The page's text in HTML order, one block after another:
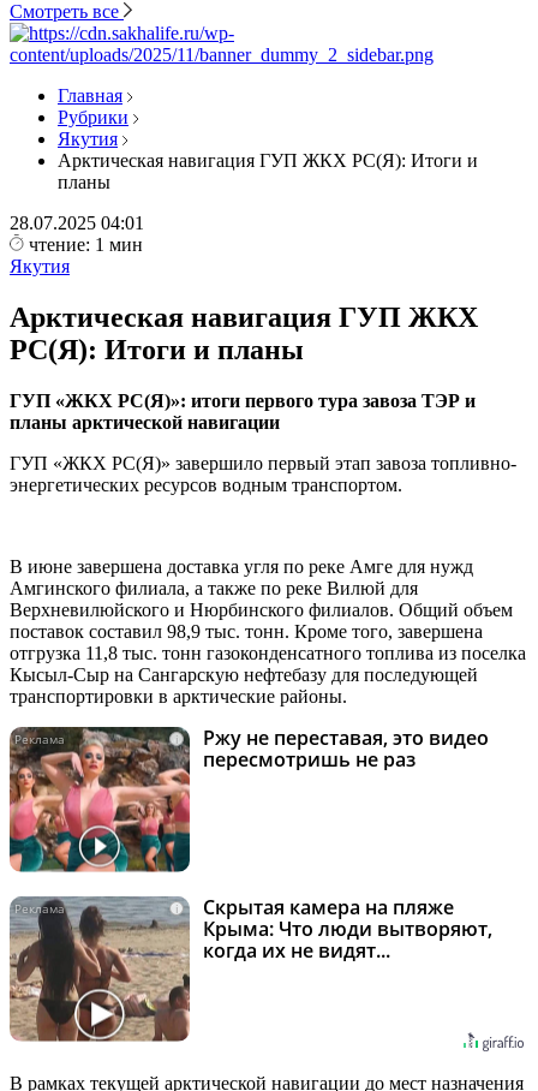
Смотреть все
Главная
Рубрики
Якутия
Арктическая навигация ГУП ЖКХ РС(Я): Итоги и
планы
28.07.2025 04:01
чтение: 1 мин
Якутия
Арктическая навигация ГУП ЖКХ
РС(Я): Итоги и планы
ГУП «ЖКХ РС(Я)»: итоги первого тура завоза ТЭР и
планы арктической навигации
ГУП «ЖКХ РС(Я)» завершило первый этап завоза топливно-
энергетических ресурсов водным транспортом.
В июне завершена доставка угля по реке Амге для нужд
Амгинского филиала, а также по реке Вилюй для
Верхневилюйского и Нюрбинского филиалов. Общий объем
поставок составил 98,9 тыс. тонн. Кроме того, завершена
отгрузка 11,8 тыс. тонн газоконденсатного топлива из поселка
Кысыл-Сыр на Сангарскую нефтебазу для последующей
транспортировки в арктические районы.
i
Ржу не переставая, это видео
пересмотришь не раз
i
Скрытая камера на пляже
Крыма: Что люди вытворяют,
когда их не видят...
В рамках текущей арктической навигации до мест назначения